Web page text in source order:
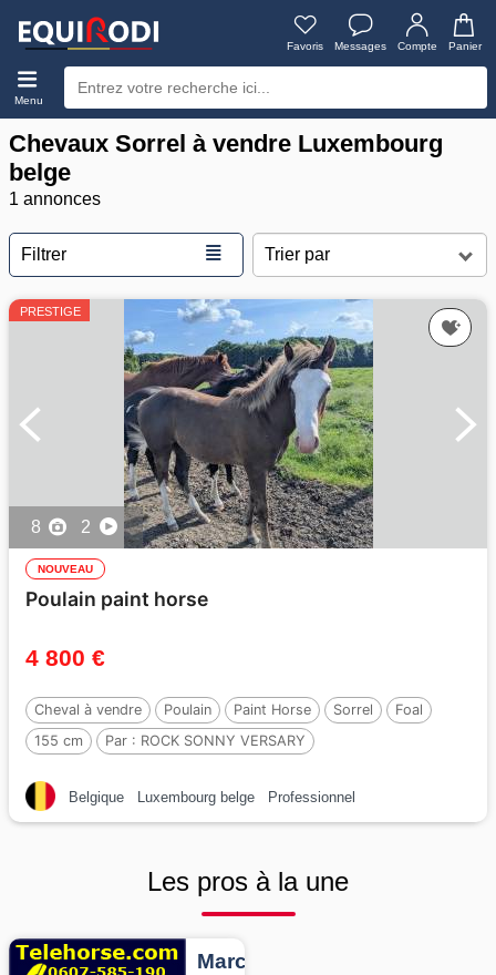
Favoris Messages Compte Panier
Menu
Chevaux Sorrel à vendre Luxembourg
belge
1 annonces
Filtrer ≣
PRESTIGE
8 2
NOUVEAU
Poulain paint horse
4 800 €
Cheval à vendre Poulain Paint Horse Sorrel
Foal
155 cm
Par : ROCK SONNY VERSARY
Belgique Luxembourg belge Professionnel
Les pros à la une
Marcheurs